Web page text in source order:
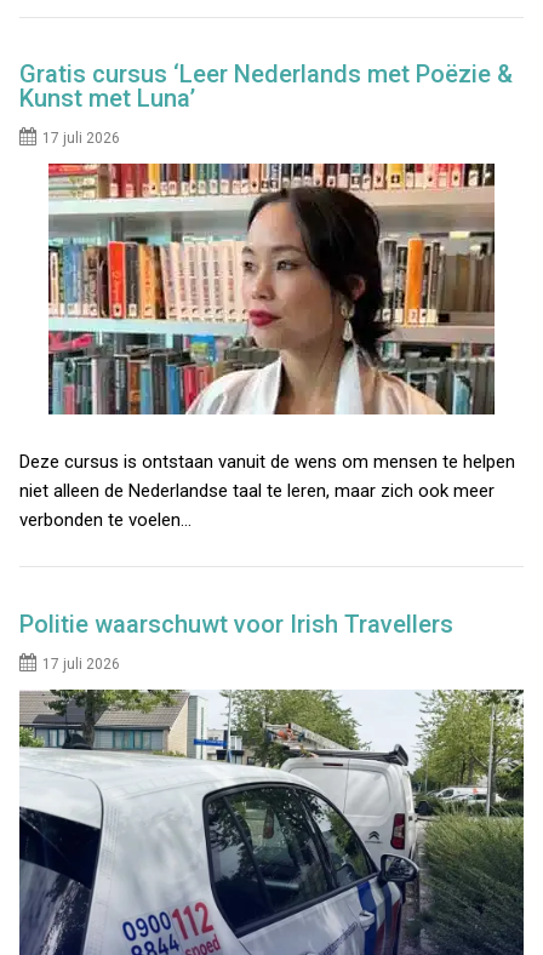
Gratis cursus ‘Leer Nederlands met Poëzie &
Kunst met Luna’
17 juli 2026
Deze cursus is ontstaan vanuit de wens om mensen te helpen
niet alleen de Nederlandse taal te leren, maar zich ook meer
verbonden te voelen…
Politie waarschuwt voor Irish Travellers
17 juli 2026